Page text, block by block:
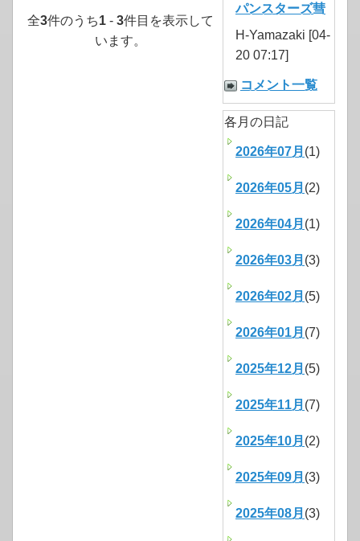
全3件のうち1 - 3件目を表示して
います。
パンスターズ彗
H-Yamazaki [04-
20 07:17]
コメント一覧
各月の日記
2026年07月 (1)
2026年05月 (2)
2026年04月 (1)
2026年03月 (3)
2026年02月 (5)
2026年01月 (7)
2025年12月 (5)
2025年11月 (7)
2025年10月 (2)
2025年09月 (3)
2025年08月 (3)